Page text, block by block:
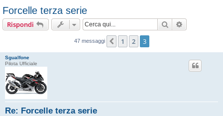
Forcelle terza serie
Rispondi Cerca
47 messaggi Precedente
1 2 3
Sgualfone
Pilota Ufficiale
Re: Forcelle terza serie